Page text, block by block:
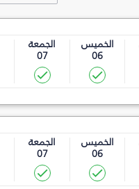
الخميس
06
الجمعة
07
الخميس
06
الجمعة
07